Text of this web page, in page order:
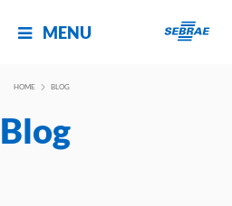
MENU
HOME BLOG
Blog